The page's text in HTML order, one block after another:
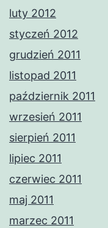
luty 2012
styczeń 2012
grudzień 2011
listopad 2011
październik 2011
wrzesień 2011
sierpień 2011
lipiec 2011
czerwiec 2011
maj 2011
marzec 2011